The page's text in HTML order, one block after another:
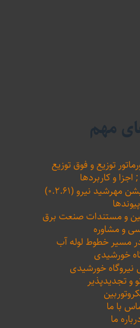
مهم
توزیع و فوق توزیع
اجزا و کاربردها
نیرو (۰.۲.۶۱)
پیوندها
و مستندات صنعت برق
و مشاوره
در مسیر خطوط لوله آب
خورشیدی
خورشیدی
و تجدیدپذیر
با ما
ما